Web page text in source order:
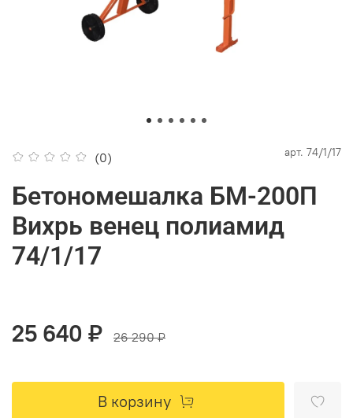
(0) арт. 74/1/17
Бетономешалка БМ-200П
Вихрь венец полиамид
74/1/17
25 640 ₽ 26 290 ₽
В корзину